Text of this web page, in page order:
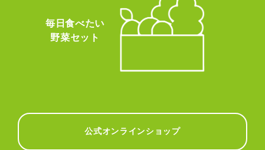
毎日食べたい
野菜セット
公式オンラインショップ